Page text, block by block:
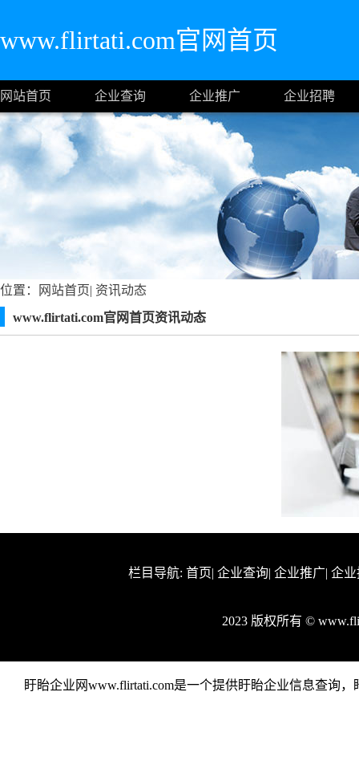
www.flirtati.com官网首页
网站首页 企业查询 企业推广 企业招聘
位置： 网站首页| 资讯动态
www.flirtati.com官网首页资讯动态
栏目导航: 首页| 企业查询| 企业推广| 企
2023 版权所有 ©
盱眙企业网www.flirtati.com是一个提供盱眙企业信息查询